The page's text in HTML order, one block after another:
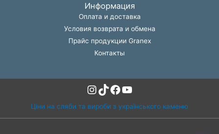
Информация
Оплата и доставка
Условия возврата и обмена
Прайс продукции Granex
Контакты
Instagram
TikTok
Facebook
YouTube
Ціни на сляби та вироби з українського каменю